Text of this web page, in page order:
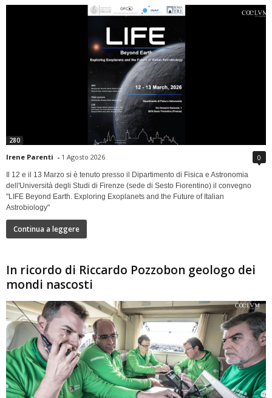
280
Irene Parenti - 1 Agosto 2026 0
Il 12 e il 13 Marzo si è tenuto presso il Dipartimento di Fisica e Astronomia
dell'Università degli Studi di Firenze (sede di Sesto Fiorentino) il convegno
"LIFE Beyond Earth. Exploring Exoplanets and the Future of Italian
Astrobiology"
Continua a leggere
In ricordo di Riccardo Pozzobon geologo dei
mondi nascosti